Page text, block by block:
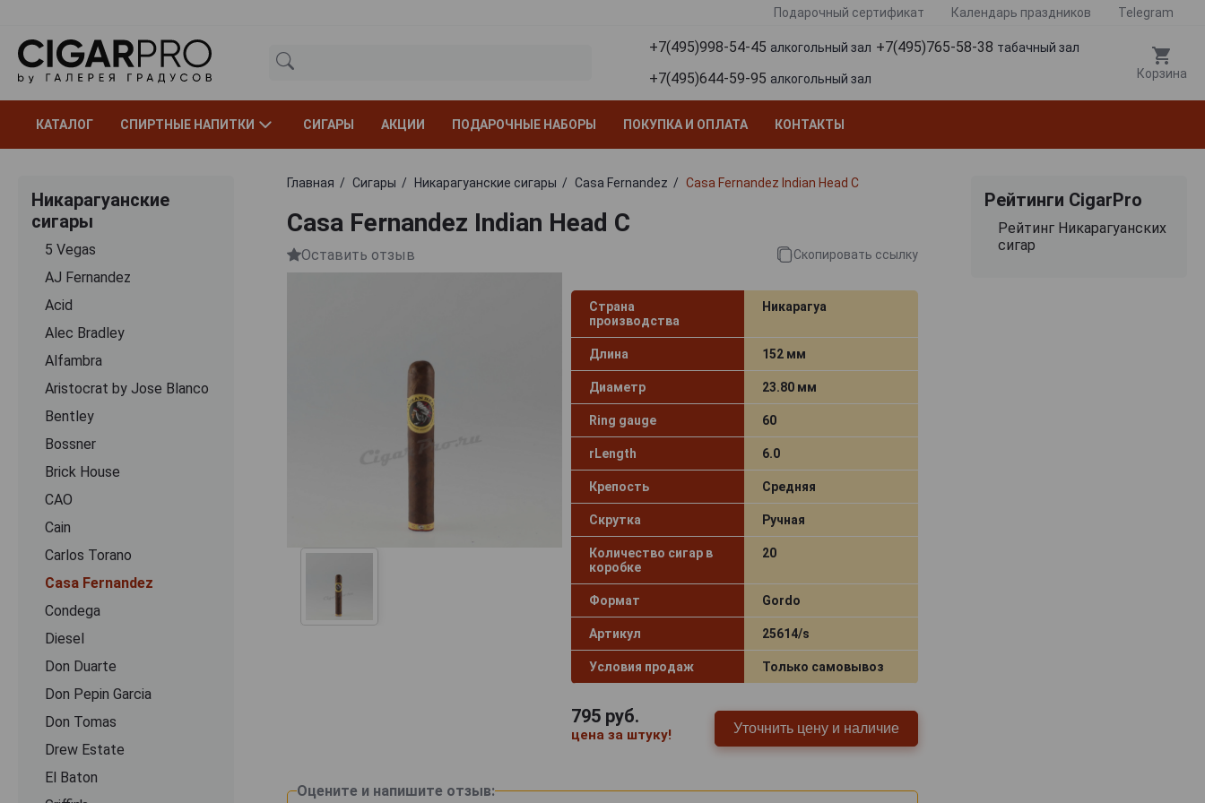
Подарочный сертификат Календарь праздников Telegram
+7(495)998-54-45 алкогольный зал +7(495)765-58-38 табачный зал
+7(495)644-59-95 алкогольный зал Корзина
КАТАЛОГ СПИРТНЫЕ НАПИТКИ СИГАРЫ АКЦИИ ПОДАРОЧНЫЕ НАБОРЫ ПОКУПКА И ОПЛАТА КОНТАКТЫ
Никарагуанские
сигары
5 Vegas
AJ Fernandez
Acid
Alec Bradley
Alfambra
Aristocrat by Jose Blanco
Bentley
Bossner
Brick House
CAO
Cain
Carlos Torano
Casa Fernandez
Condega
Diesel
Don Duarte
Don Pepin Garcia
Don Tomas
Drew Estate
El Baton
Главная Сигары Никарагуанские сигары Casa Fernandez Casa Fernandez Indian Head C
Casa Fernandez Indian Head C
Оставить отзыв Скопировать ссылку
Страна
производства
Никарагуа
Длина 152 мм
Диаметр 23.80 мм
Ring gauge 60
rLength 6.0
Крепость Средняя
Скрутка Ручная
Количество сигар в
коробке
20
Формат Gordo
Артикул 25614/s
Условия продаж Только самовывоз
795руб.
цена за штуку! Уточнить цену и наличие
Оцените и напишите отзыв:
Рейтинги CigarPro
Рейтинг Никарагуанских
сигар